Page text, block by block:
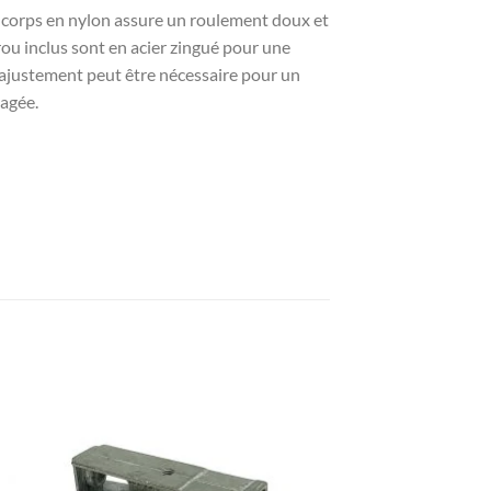
en nylon assure un roulement doux et
inclus sont en acier zingué pour une
peut être nécessaire pour un